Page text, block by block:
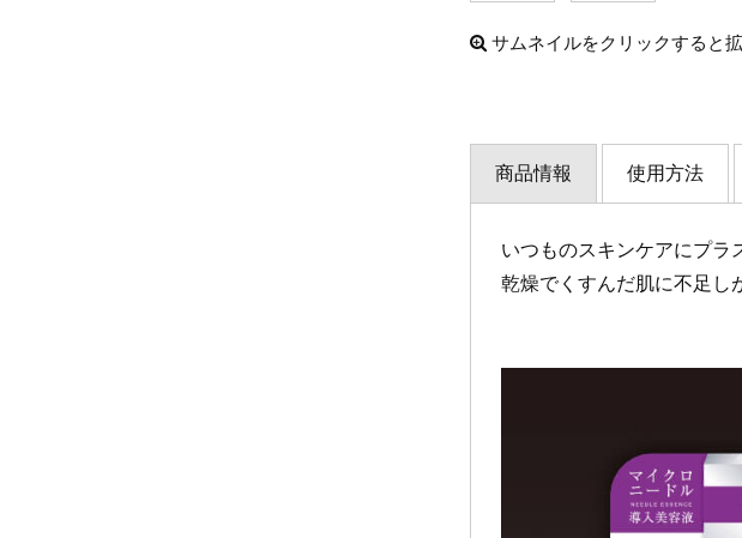
サムネイルをクリックすると
商品情報 使用方法
いつものスキンケアにプラ
乾燥でくすんだ肌に不足し